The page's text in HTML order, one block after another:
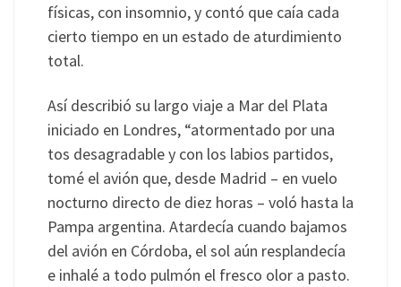
físicas, con insomnio, y contó que caía cada
cierto tiempo en un estado de aturdimiento
total.
Así describió su largo viaje a Mar del Plata
iniciado en Londres, “atormentado por una
tos desagradable y con los labios partidos,
tomé el avión que, desde Madrid – en vuelo
nocturno directo de diez horas – voló hasta la
Pampa argentina. Atardecía cuando bajamos
del avión en Córdoba, el sol aún resplandecía
e inhalé a todo pulmón el fresco olor a pasto.